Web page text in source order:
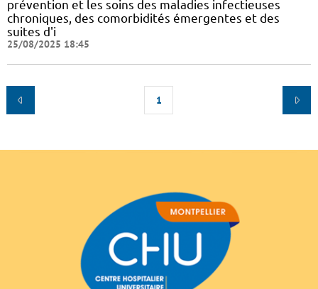
prévention et les soins des maladies infectieuses
chroniques, des comorbidités émergentes et des
suites d'i
25/08/2025 18:45
1